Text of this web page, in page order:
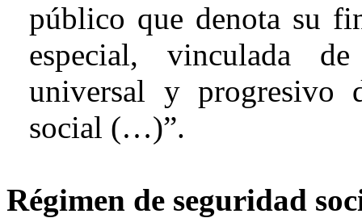
público que denota su
especial, vinculada
universal y progresivo
social (…)”.
Régimen de seguridad